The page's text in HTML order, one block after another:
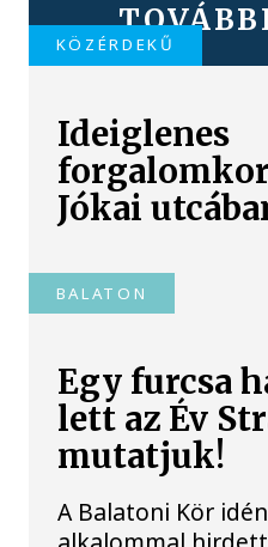
KÖZÉRDEKŰ
Ideiglenes
Jókai
BALATON
Egy furcsa
lett az Év
mutatjuk!
A Balatoni Kör